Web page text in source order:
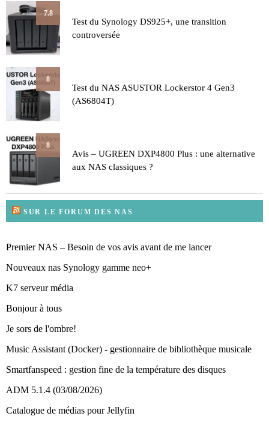
7.8
Test du Synology DS925+, une transition
controversée
8
Test du NAS ASUSTOR Lockerstor 4 Gen3
(AS6804T)
8
Avis – UGREEN DXP4800 Plus : une alternative
aux NAS classiques ?
SUR LE FORUM DES NAS
Premier NAS – Besoin de vos avis avant de me lancer
Nouveaux nas Synology gamme neo+
K7 serveur média
Bonjour à tous
Je sors de l'ombre!
Music Assistant (Docker) - gestionnaire de bibliothèque musicale
Smartfanspeed : gestion fine de la température des disques
ADM 5.1.4 (03/08/2026)
Catalogue de médias pour Jellyfin